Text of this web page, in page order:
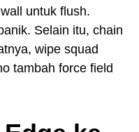
untuk flush.
Selain itu, chain
wipe squad
tambah force field